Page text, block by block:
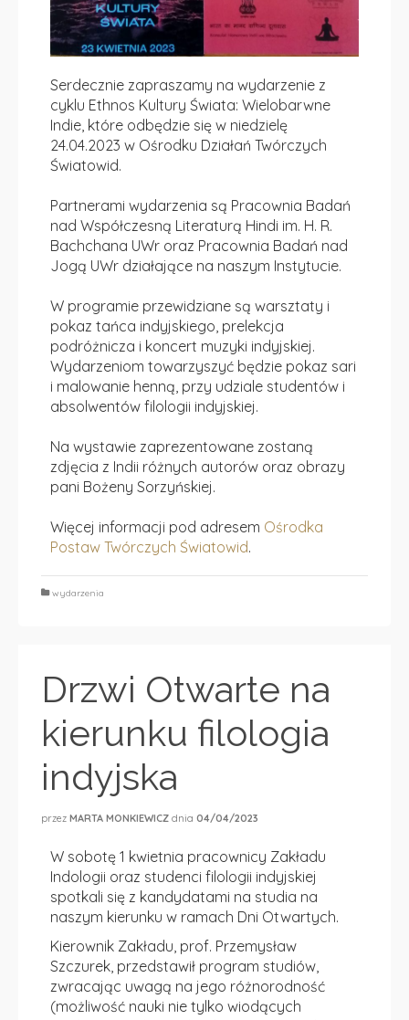
Serdecznie zapraszamy na wydarzenie z
cyklu Ethnos Kultury Świata: Wielobarwne
Indie, które odbędzie się w niedzielę
24.04.2023 w Ośrodku Działań Twórczych
Światowid.
Partnerami wydarzenia są Pracownia Badań
nad Współczesną Literaturą Hindi im. H. R.
Bachchana UWr oraz Pracownia Badań nad
Jogą UWr działające na naszym Instytucie.
W programie przewidziane są warsztaty i
pokaz tańca indyjskiego, prelekcja
podróżnicza i koncert muzyki indyjskiej.
Wydarzeniom towarzyszyć będzie pokaz sari
i malowanie henną, przy udziale studentów i
absolwentów filologii indyjskiej.
Na wystawie zaprezentowane zostaną
zdjęcia z Indii różnych autorów oraz obrazy
pani Bożeny Sorzyńskiej.
Więcej informacji pod adresem Ośrodka
Postaw Twórczych Światowid.
wydarzenia
Drzwi Otwarte na
kierunku filologia
indyjska
przez MARTA MONKIEWICZ dnia 04/04/2023
W sobotę 1 kwietnia pracownicy Zakładu
Indologii oraz studenci filologii indyjskiej
spotkali się z kandydatami na studia na
naszym kierunku w ramach Dni Otwartych.
Kierownik Zakładu, prof. Przemysław
Szczurek, przedstawił program studiów,
zwracając uwagą na jego różnorodność
(możliwość nauki nie tylko wiodących